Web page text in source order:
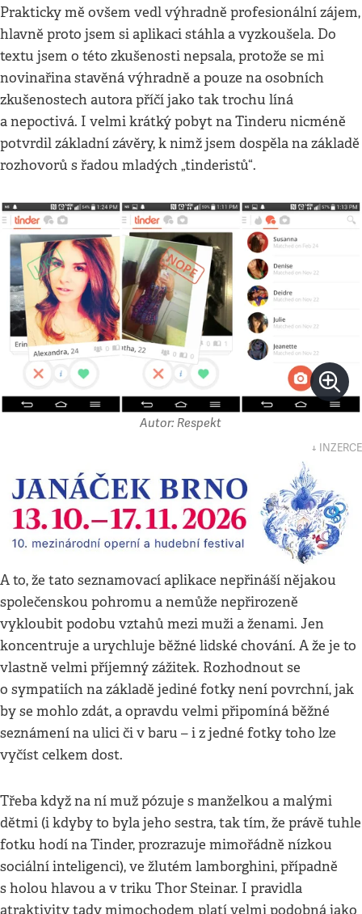
Prakticky mě ovšem vedl výhradně profesionální zájem,
hlavně proto jsem si aplikaci stáhla a vyzkoušela. Do
textu jsem o této zkušenosti nepsala, protože se mi
novinařina stavěná výhradně a pouze na osobních
zkušenostech autora příčí jako tak trochu líná
a nepoctivá. I velmi krátký pobyt na Tinderu nicméně
potvrdil základní závěry, k nimž jsem dospěla na základě
rozhovorů s řadou mladých „tinderistů“.
Autor: Respekt
↓ INZERCE
A to, že tato seznamovací aplikace nepřináší nějakou
společenskou pohromu a nemůže nepřirozeně
vykloubit podobu vztahů mezi muži a ženami. Jen
koncentruje a urychluje běžné lidské chování. A že je to
vlastně velmi příjemný zážitek. Rozhodnout se
o sympatiích na základě jediné fotky není povrchní, jak
by se mohlo zdát, a opravdu velmi připomíná běžné
seznámení na ulici či v baru – i z jedné fotky toho lze
vyčíst celkem dost.
Třeba když na ní muž pózuje s manželkou a malými
dětmi (i kdyby to byla jeho sestra, tak tím, že právě tuhle
fotku hodí na Tinder, prozrazuje mimořádně nízkou
sociální inteligenci), ve žlutém lamborghini, případně
s holou hlavou a v triku Thor Steinar. I pravidla
atraktivity tady mimochodem platí velmi podobná jako